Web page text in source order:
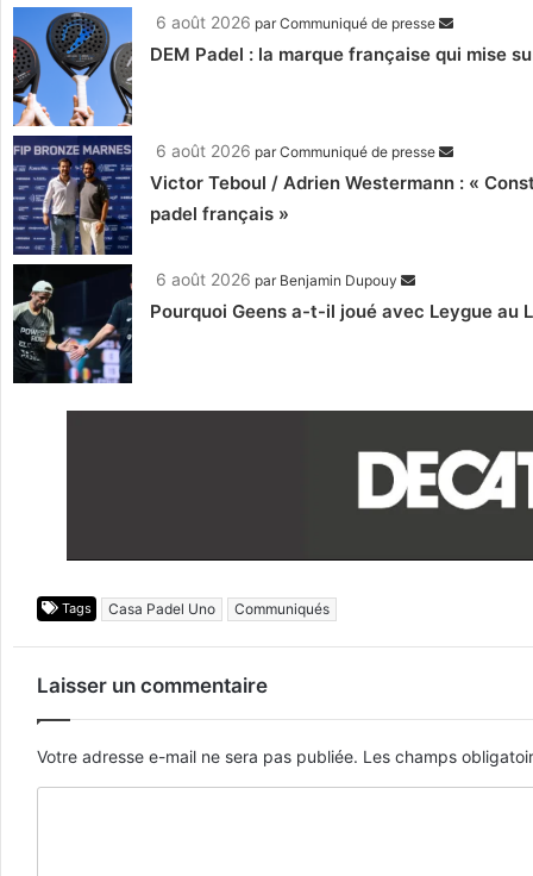
6 août 2026 parCommuniqué de presse
DEM Padel : la marque française qui mise
6 août 2026 parCommuniqué de presse
Victor Teboul / Adrien Westermann : «
padel français »
6 août 2026 par Benjamin Dupouy
Pourquoi Geens a-t-il joué avec Leygue au
Tags Casa Padel Uno Communiqués
Laisser un commentaire
Votre adresse e-mail ne sera pas publiée. Les champs